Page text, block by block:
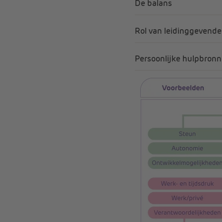
De balans
Rol van leidinggevende
Persoonlijke